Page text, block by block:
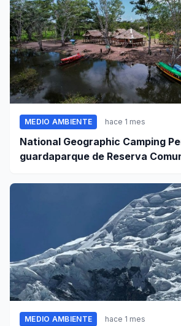
MEDIO AMBIENTE hace 1 mes
National Geographic Camping
guardaparque de Reserva
MEDIO AMBIENTE hace 1 mes